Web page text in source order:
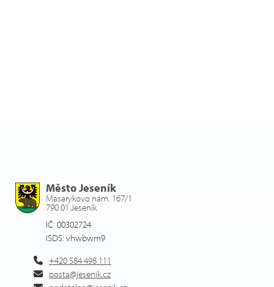
Město Jeseník
Masarykovo nám. 167/1
790 01 Jeseník
IČ: 00302724
ISDS: vhwbwm9
+420 584 498 111
posta@jesenik.cz